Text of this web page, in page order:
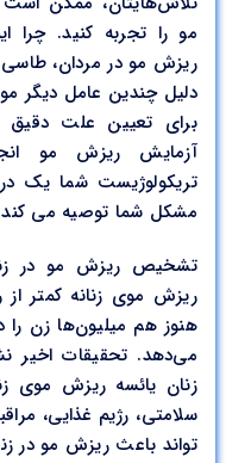
مو را تجربه کنید. چرا
ریزش مو در مردان، طاسی
دلیل چندین عامل دیگر
برای تعیین علت
آزمایش ریزش مو
تریکولوژیست شما یک
مشکل شما توصیه می
تشخیص ریزش مو در
ریزش موی زنانه کمتر
هنوز هم میلیون‌ها زن را
زنان یائسه ریزش موی
سلامتی، رژیم غذایی،
تواند باعث ریزش مو در